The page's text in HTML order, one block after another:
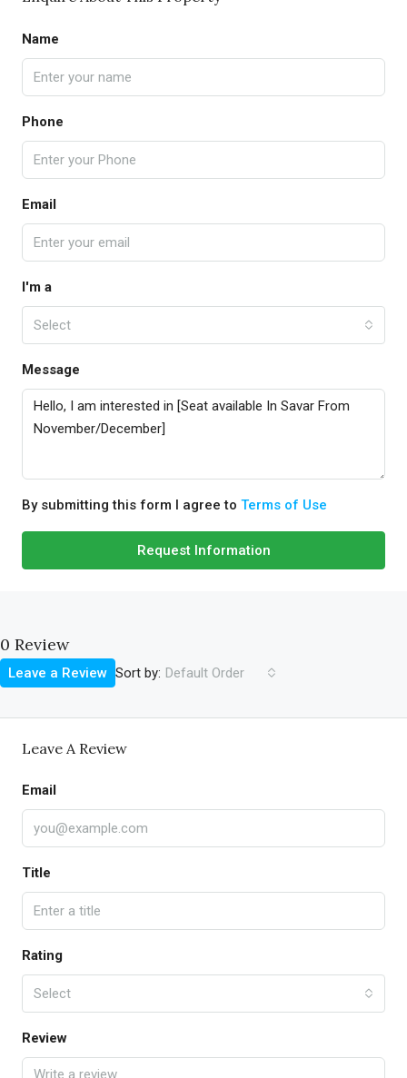
Name
Phone
Email
I'm a
Select
Message
By submitting this form I agree to Terms of Use
Request Information
0 Review
Sort by: Default Order
Leave a Review
Leave A Review
Email
Title
Rating
Select
Review